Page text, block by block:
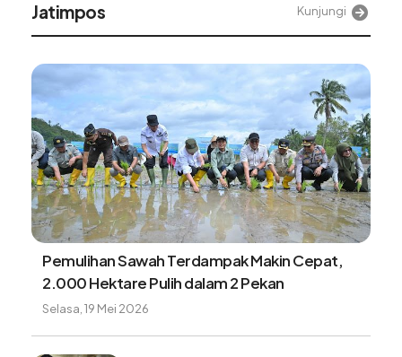
Alinea Kunjungi
Lagu terus terngiang di kepala? kenali
fenomena earworm dan penyebabnya
Sabtu, 8 Agustus 2026